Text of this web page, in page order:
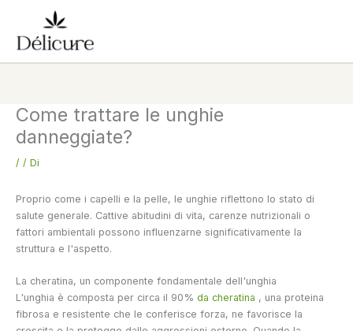
contenuto
Come trattare le unghie
danneggiate?
/ / Di
Proprio come i capelli e la pelle, le unghie riflettono lo stato di
salute generale. Cattive abitudini di vita, carenze nutrizionali o
fattori ambientali possono influenzarne significativamente la
struttura e l'aspetto.
La cheratina, un componente fondamentale dell'unghia
L'unghia è composta per circa il 90% da cheratina , una proteina
fibrosa e resistente che le conferisce forza, ne favorisce la